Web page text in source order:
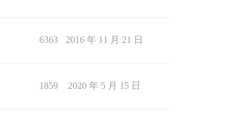
6363 2016 年 11 月 21 日
1859 2020 年 5 月 15 日